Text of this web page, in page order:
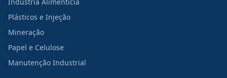
Plásticos e Injeção
Mineração
Papel e Celulose
Manutenção Industrial